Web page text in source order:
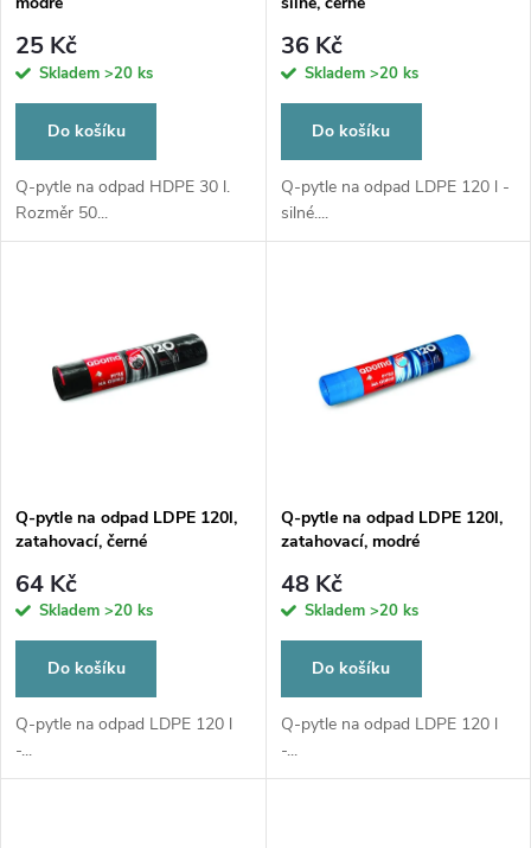
r
o
d
u
p
r
o
d
u
25 Kč
Skladem >20 ks
Do košíku
Q-pytle na odpad HDPE 30 l.
Rozměr 50...
36 Kč
Skladem >20 ks
Do košíku
Q-pytle na odpad LDPE 120 l -
silné....
Q-pytle na odpad LDPE 120l,
zatahovací, černé
64 Kč
Skladem >20 ks
Do košíku
Q-pytle na odpad LDPE 120 l
-...
Q-pytle na odpad LDPE 120l,
zatahovací, modré
48 Kč
Skladem >20 ks
Do košíku
Q-pytle na odpad LDPE 120 l
-...